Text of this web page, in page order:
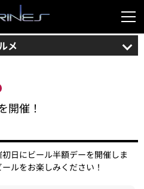
メ
開催！
日にビール半額デーを開催しま
ルをお楽しみください！